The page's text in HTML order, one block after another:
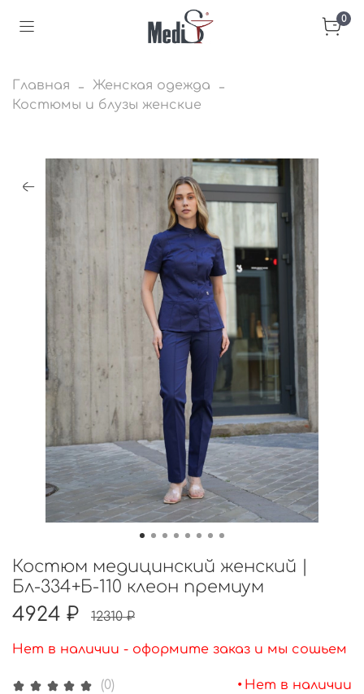
0
Главная
Женская одежда
Костюмы и блузы женские
(0) • Нет в наличии
Костюм медицинский женский |
Бл-334+Б-110 клеон премиум
4924 ₽ 12310 ₽
Нет в наличии - оформите заказ и мы сошьем